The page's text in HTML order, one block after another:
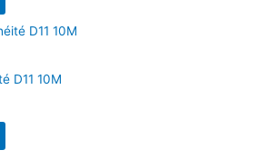
D11 10M